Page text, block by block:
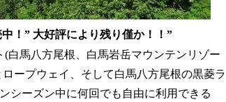
！” 大好評により残り僅か！！”
白馬八方尾根、白馬岩岳マウンテンリゾー
ープウェイ、そして白馬八方尾根の黒菱ラ
シーズン中に何回でも自由に利用できる